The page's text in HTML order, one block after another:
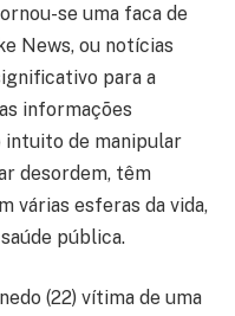
se uma faca de
News, ou notícias
para a
informações
intuito de manipular
desordem, têm
várias esferas da vida,
pública.
(22) vítima de uma